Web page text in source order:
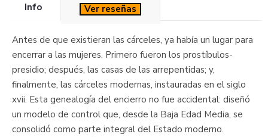
Info Ver reseñas
Antes de que existieran las cárceles, ya había un lugar para
encerrar a las mujeres. Primero fueron los prostíbulos-
presidio; después, las casas de las arrepentidas; y,
finalmente, las cárceles modernas, instauradas en el siglo
xvii. Esta genealogía del encierro no fue accidental: diseñó
un modelo de control que, desde la Baja Edad Media, se
consolidó como parte integral del Estado moderno.